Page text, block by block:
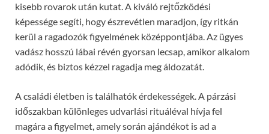
kisebb rovarok után kutat. A kiváló rejtőzködési
képessége segíti, hogy észrevétlen maradjon, így ritkán
kerül a ragadozók figyelmének középpontjába. Az ügyes
vadász hosszú lábai révén gyorsan lecsap, amikor alkalom
adódik, és biztos kézzel ragadja meg áldozatát.
A családi életben is találhatók érdekességek. A párzási
időszakban különleges udvarlási rituáléval hívja fel
magára a figyelmet, amely során ajándékot is ad a